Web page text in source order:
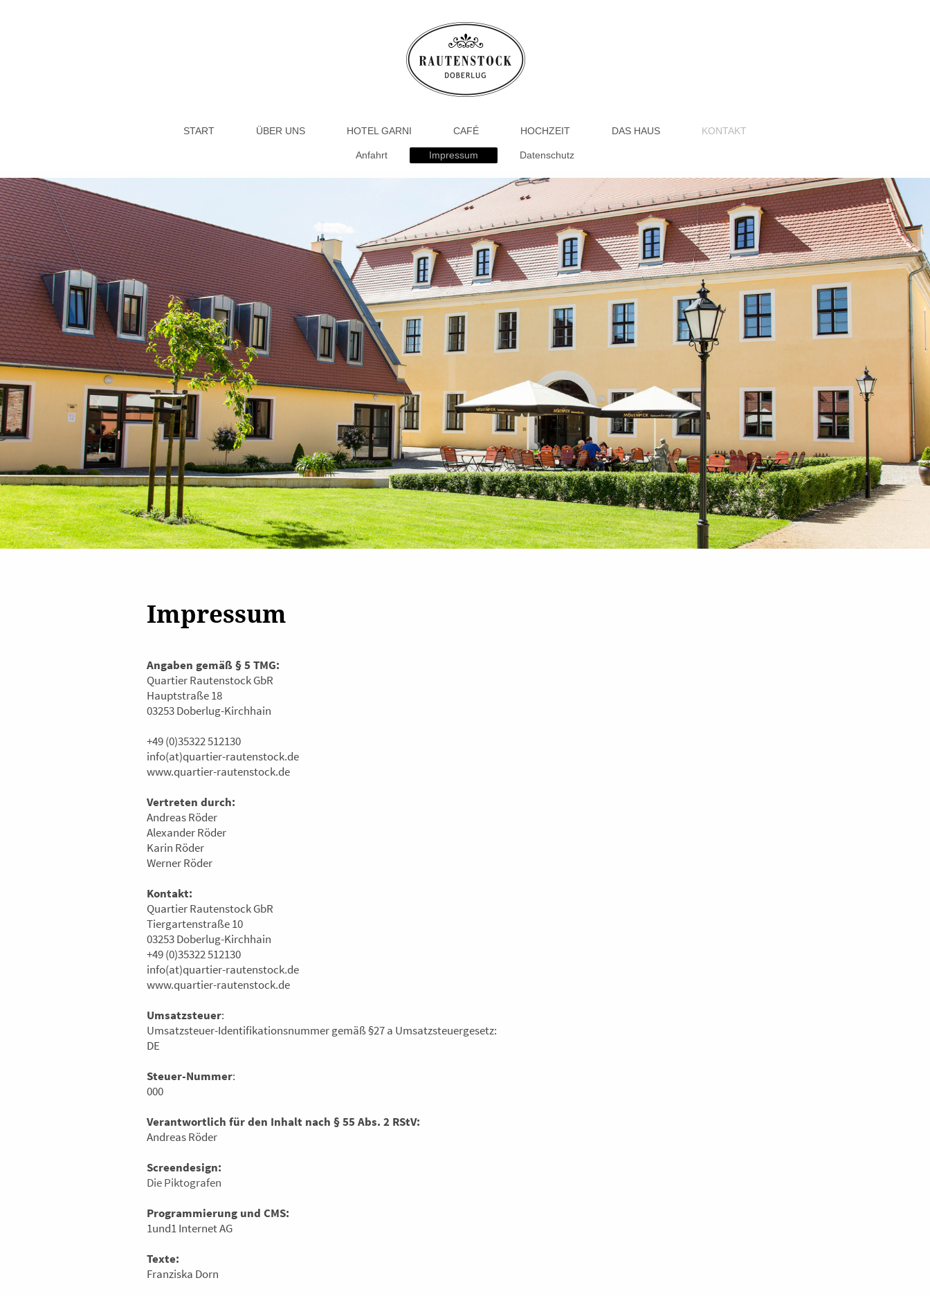
START ÜBER UNS HOTEL GARNI CAFÉ HOCHZEIT DAS HAUS KONTAKT
Anfahrt Impressum Datenschutz
Impressum
Angaben gemäß § 5 TMG:
Quartier Rautenstock GbR
Hauptstraße 18
03253 Doberlug-Kirchhain
+49 (0)35322 512130
info(at)quartier-rautenstock.de
www.quartier-rautenstock.de
Vertreten durch:
Andreas Röder
Alexander Röder
Karin Röder
Werner Röder
Kontakt:
Quartier Rautenstock GbR
Tiergartenstraße 10
03253 Doberlug-Kirchhain
+49 (0)35322 512130
info(at)quartier-rautenstock.de
www.quartier-rautenstock.de
Umsatzsteuer:
Umsatzsteuer-Identifikationsnummer gemäß §27 a Umsatzsteuergesetz:
DE
Steuer-Nummer:
000
Verantwortlich für den Inhalt nach § 55 Abs. 2 RStV:
Andreas Röder
Screendesign:
Die Piktografen
Programmierung und CMS:
1und1 Internet AG
Texte:
Franziska Dorn